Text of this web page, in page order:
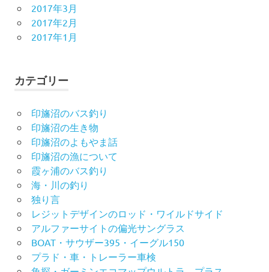
2017年3月
2017年2月
2017年1月
カテゴリー
印旛沼のバス釣り
印旛沼の生き物
印旛沼のよもやま話
印旛沼の漁について
霞ヶ浦のバス釣り
海・川の釣り
独り言
レジットデザインのロッド・ワイルドサイド
アルファーサイトの偏光サングラス
BOAT・サウザー395・イーグル150
プラド・車・トレーラー車検